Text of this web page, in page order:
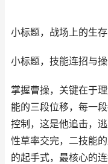
小标题，战场上的生
小标题，技能连招与
掌握曹操，关键在于
能的三段位移，每一
控制，这是他追击，
性草率交完，二技能
的起手式，最核心的